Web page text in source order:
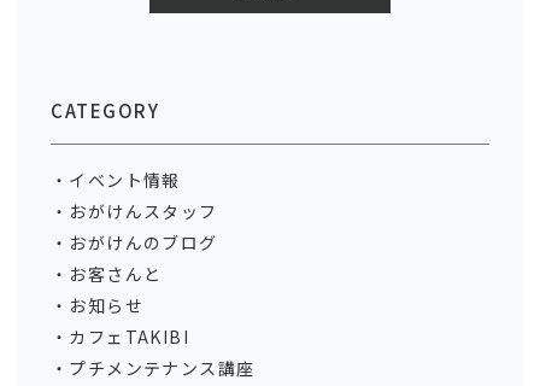
CATEGORY
イベント情報
おがけんスタッフ
おがけんのブログ
お客さんと
お知らせ
カフェTAKIBI
プチメンテナンス講座